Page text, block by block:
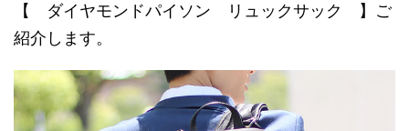
【 ダイヤモンドパイソン リュックサック 】ご
紹介します。